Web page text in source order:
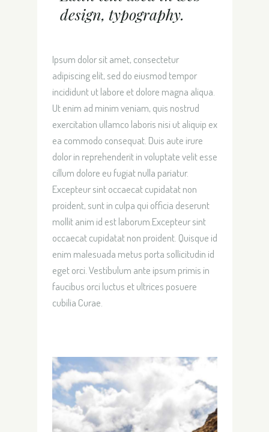
design, typography.
Ipsum dolor sit amet, consectetur
adipiscing elit, sed do eiusmod tempor
incididunt ut labore et dolore magna aliqua.
Ut enim ad minim veniam, quis nostrud
exercitation ullamco laboris nisi ut aliquip ex
ea commodo consequat. Duis aute irure
dolor in reprehenderit in voluptate velit esse
cillum dolore eu fugiat nulla pariatur.
Excepteur sint occaecat cupidatat non
proident, sunt in culpa qui officia deserunt
mollit anim id est laborum.Excepteur sint
occaecat cupidatat non proident. Quisque id
enim malesuada metus porta sollicitudin id
eget orci. Vestibulum ante ipsum primis in
faucibus orci luctus et ultrices posuere
cubilia Curae.